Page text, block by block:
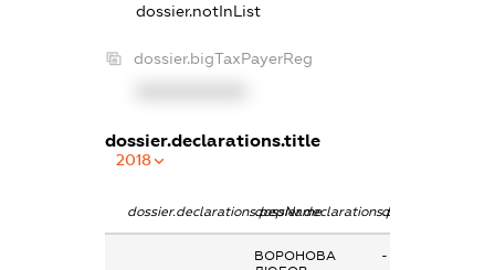
dossier.notInList
dossier.bigTaxPayerReg
dossier.declarations.title
2018
dossier.declarations.pepNamedossier.declarations.personName
ВОРОНОВА
-